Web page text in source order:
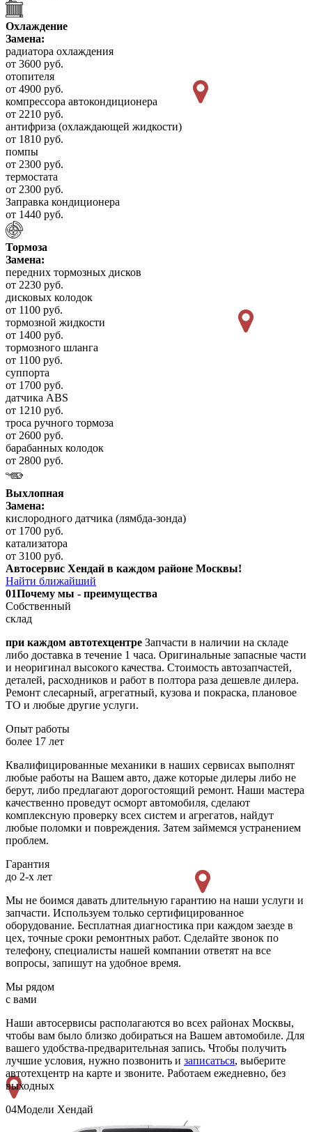
Охлаждение
Замена:
радиатора охлаждения
от 3600 руб.
отопителя
от 4900 руб.
компрессора автокондиционера
от 2210 руб.
антифриза (охлаждающей жидкости)
от 1810 руб.
помпы
от 2300 руб.
термостата
от 2300 руб.
Заправка кондиционера
от 1440 руб.
Тормоза
Замена:
передних тормозных дисков
от 2230 руб.
дисковых колодок
от 1100 руб.
тормозной жидкости
от 1400 руб.
тормозного шланга
от 1100 руб.
суппорта
от 1700 руб.
датчика ABS
от 1210 руб.
троса ручного тормоза
от 2600 руб.
барабанных колодок
от 2800 руб.
Выхлопная
Замена:
кислородного датчика (лямбда-зонда)
от 1700 руб.
катализатора
от 3100 руб.
Автосервис Хендай в каждом районе Москвы!
Найти ближайший
01Почему мы - преимущества
Собственный
склад
при каждом автотехцентре Запчасти в наличии на складе
либо доставка в течение 1 часа. Оригинальные запасные части
и неоригинал высокого качества. Стоимость автозапчастей,
деталей, расходников и работ в полтора раза дешевле дилера.
Ремонт слесарный, агрегатный, кузова и покраска, плановое
ТО и любые другие услуги.
Опыт работы
более 17 лет
Квалифицированные механики в наших сервисах выполнят
любые работы на Вашем авто, даже которые дилеры либо не
берут, либо предлагают дорогостоящий ремонт. Наши мастера
качественно проведут осморт автомобиля, сделают
комплексную проверку всех систем и агрегатов, найдут
любые поломки и повреждения. Затем займемся устранением
проблем.
Гарантия
до 2-х лет
Мы не боимся давать длительную гарантию на наши услуги и
запчасти. Используем только сертифицированное
оборудование. Бесплатная диагностика при каждом заезде в
цех, точные сроки ремонтных работ. Сделайте звонок по
телефону, специалисты нашей компании ответят на все
вопросы, запишут на удобное время.
Мы рядом
с вами
Наши автосервисы располагаются во всех районах Москвы,
чтобы вам было близко добираться на Вашем автомобиле. Для
вашего удобства-предварительная запись. Чтобы получить
лучшие условия, нужно позвонить и записаться, выберите
автотехцентр на карте и звоните. Работаем ежедневно, без
выходных
04Модели Хендай